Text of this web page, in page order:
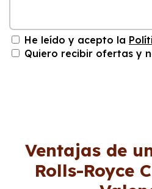
He leído y acepto la
Quiero recibir ofertas y
Ventajas de
Rolls-Royce